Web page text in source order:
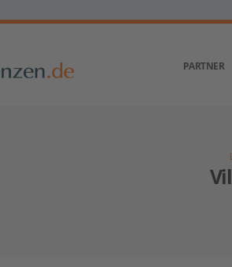
PARTNER